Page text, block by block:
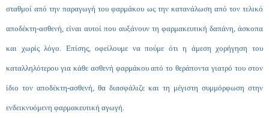
σταθμοί από την παραγωγή του φαρμάκου ως την κατανάλωση από τον τελικό
αποδέκτη-ασθενή, είναι αυτοί που αυξάνουν τη φαρμακευτική δαπάνη, άσκοπα
και χωρίς λόγο. Επίσης, οφείλουμε να πούμε ότι η άμεση χορήγηση του
καταλληλότερου για κάθε ασθενή φαρμάκου από το θεράποντα γιατρό του στον
ίδιο τον αποδέκτη-ασθενή, θα διασφάλιζε και τη μέγιστη συμμόρφωση στην
ενδεικνυόμενη φαρμακευτική αγωγή.